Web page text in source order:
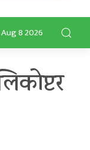
Aug 8 2026